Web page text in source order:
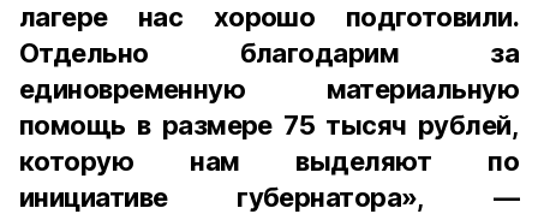
лагере нас хорошо подготовили.
Отдельно благодарим за
единовременную материальную
помощь в размере 75 тысяч рублей,
которую нам выделяют по
инициативе губернатора», —